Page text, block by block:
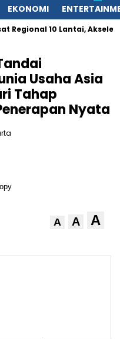
EKONOMI
Regional 10 Lantai,
Usaha Asia
Tahap
Nyata
A A A